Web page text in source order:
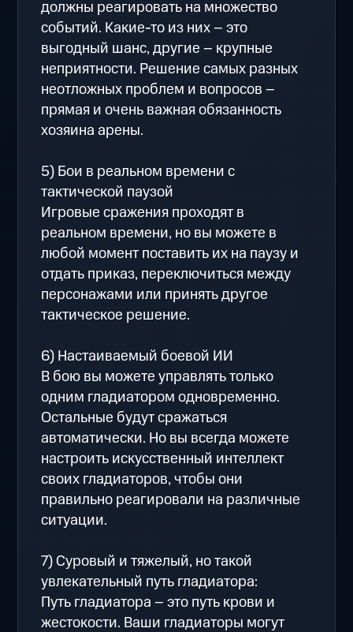
должны реагировать на множество
событий. Какие-то из них – это
выгодный шанс, другие – крупные
неприятности. Решение самых разных
неотложных проблем и вопросов –
прямая и очень важная обязанность
хозяина арены.
5) Бои в реальном времени с
тактической паузой
Игровые сражения проходят в
реальном времени, но вы можете в
любой момент поставить их на паузу и
отдать приказ, переключиться между
персонажами или принять другое
тактическое решение.
6) Настаиваемый боевой ИИ
В бою вы можете управлять только
одним гладиатором одновременно.
Остальные будут сражаться
автоматически. Но вы всегда можете
настроить искусственный интеллект
своих гладиаторов, чтобы они
правильно реагировали на различные
ситуации.
7) Суровый и тяжелый, но такой
увлекательный путь гладиатора:
Путь гладиатора – это путь крови и
жестокости. Ваши гладиаторы могут